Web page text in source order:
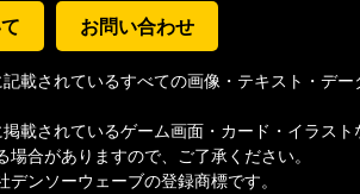
お問い合わせ
載されているすべての画像・テキスト・デ
載されているゲーム画面・カード・イラス
場合がありますので、ご了承ください。
ンソーウェーブの登録商標です。